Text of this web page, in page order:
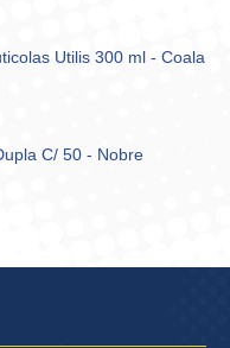
Utilis 300 ml - Coala
C/ 50 - Nobre